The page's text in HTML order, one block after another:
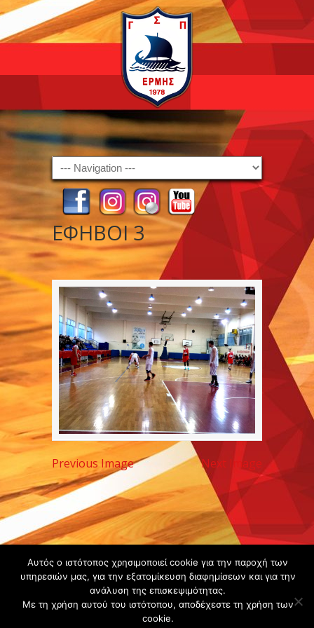
Navigation
ΕΦΗΒΟΙ 3
Previous Image Next Image
Copyright ©
2020 -
Gsperamatosermis.gr
All rights
Αυτός ο ιστότοπος χρησιμοποιεί cookie για την παροχή των
υπηρεσιών μας, για την εξατομίκευση διαφημίσεων και για την
ανάλυση της επισκεψιμότητας.
Με τη χρήση αυτού του ιστότοπου, αποδέχεστε τη χρήση των
cookie.